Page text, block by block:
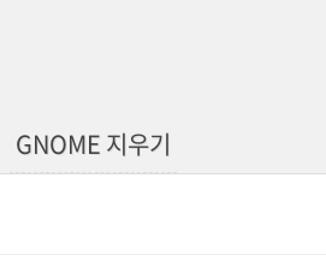
GNOME 지우기